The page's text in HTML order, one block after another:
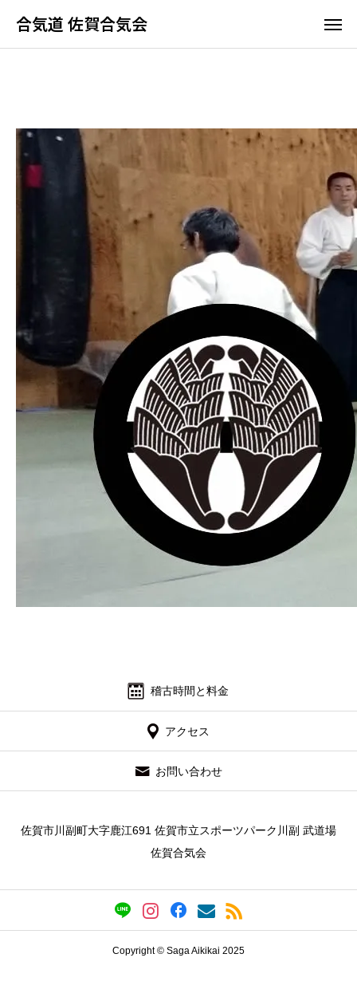
合気道 佐賀合気会
稽古時間と料金
アクセス
お問い合わせ
佐賀市川副町大字鹿江691 佐賀市立スポーツパーク川副 武道場
佐賀合気会
Copyright © Saga Aikikai 2025
合気道 佐賀合気会
佐賀
よく
合気道って何？
稽古時間と料金
よくあるご質問
お問い合わせ 見学・体験